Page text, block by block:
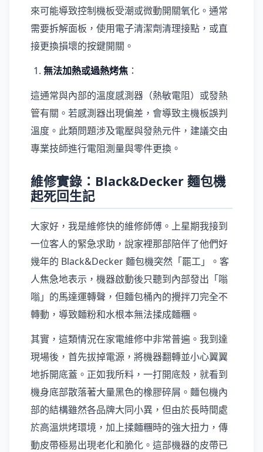
來可能導致控制機板受潮或微動開關氧化。通常
需要拆解面板，使用電子清潔劑清理接點，或直
接更換損壞的按鍵開關。
無法加熱或過熱烤焦 ：
這通常與內部的溫度感測器（熱敏電阻）或發熱
管有關。若感測器出現偏差，會導致主機板誤判
溫度。此類問題涉及電壓與發熱元件，建議交由
專業技師進行電阻測量與零件更換。
維修實錄：Black&Decker 麵包機
起死回生記
大家好，我是維修快的維修師傅。上星期我接到
一位客人的緊急求助，說家裡那部陪伴了他們好
幾年的 Black&Decker 麵包機突然「罷工」。客
人焦急地表示，機器啟動後只聽到內部發出「嗡
嗡」的馬達運轉聲，但麵包桶內的攪拌刀完全不
轉動，導致麵粉和水根本無法揉成麵糰。
其實，這類情況在家電維修中非常普遍。我到達
現場後，首先拔掉電源，將機器翻轉並小心翼翼
地拆開底蓋。正如我所料，一打開底殼，就看到
機身底部散落著大量黑色的橡膠碎屑。麵包機內
部的結構雖然各品牌大同小異，但由於長時間處
於高溫烘烤環境，加上揉麵糰時的強大扭力，傳
動皮帶極易出現老化和脆化。這部機器的皮帶已